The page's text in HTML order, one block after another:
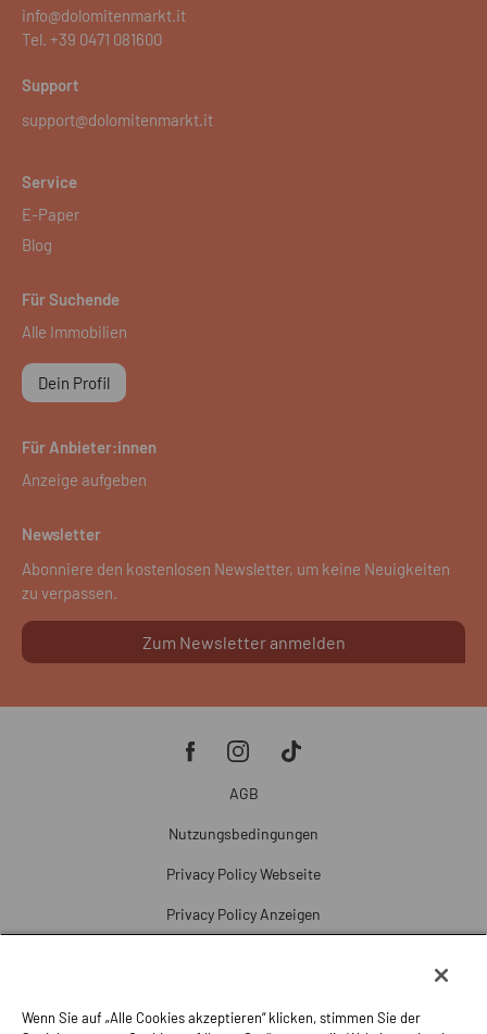
info@dolomitenmarkt.it
Tel. +39 0471 081600
Support
support@dolomitenmarkt.it
Service
E-Paper
Blog
Für Suchende
Alle Immobilien
Dein Profil
Für Anbieter:innen
Anzeige aufgeben
Newsletter
Abonniere den kostenlosen Newsletter, um keine Neuigkeiten
zu verpassen.
Zum Newsletter anmelden
AGB
Nutzungsbedingungen
Privacy Policy Webseite
Privacy Policy Anzeigen
Wenn Sie auf „Alle Cookies akzeptieren“ klicken, stimmen Sie der